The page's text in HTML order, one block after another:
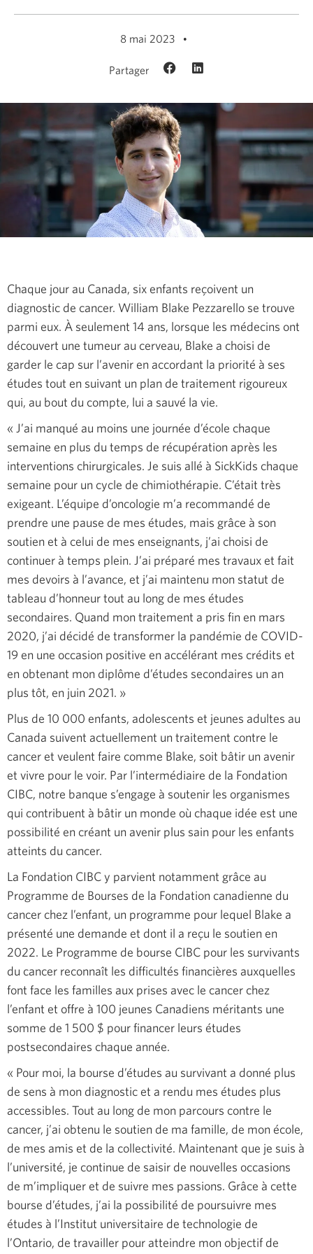
8 mai 2023
Partager
Chaque jour au Canada, six enfants reçoivent un
diagnostic de cancer. William Blake Pezzarello se trouve
parmi eux. À seulement 14 ans, lorsque les médecins ont
découvert une tumeur au cerveau, Blake a choisi de
garder le cap sur l’avenir en accordant la priorité à ses
études tout en suivant un plan de traitement rigoureux
qui, au bout du compte, lui a sauvé la vie.
« J’ai manqué au moins une journée d’école chaque
semaine en plus du temps de récupération après les
interventions chirurgicales. Je suis allé à SickKids chaque
semaine pour un cycle de chimiothérapie. C’était très
exigeant. L’équipe d’oncologie m’a recommandé de
prendre une pause de mes études, mais grâce à son
soutien et à celui de mes enseignants, j’ai choisi de
continuer à temps plein. J’ai préparé mes travaux et fait
mes devoirs à l’avance, et j’ai maintenu mon statut de
tableau d’honneur tout au long de mes études
secondaires. Quand mon traitement a pris fin en mars
2020, j’ai décidé de transformer la pandémie de COVID-
19 en une occasion positive en accélérant mes crédits et
en obtenant mon diplôme d’études secondaires un an
plus tôt, en juin 2021. »
Plus de 10 000 enfants, adolescents et jeunes adultes au
Canada suivent actuellement un traitement contre le
cancer et veulent faire comme Blake, soit bâtir un avenir
et vivre pour le voir. Par l’intermédiaire de la Fondation
CIBC, notre banque s’engage à soutenir les organismes
qui contribuent à bâtir un monde où chaque idée est une
possibilité en créant un avenir plus sain pour les enfants
atteints du cancer.
La Fondation CIBC y parvient notamment grâce au
Programme de Bourses de la Fondation canadienne du
cancer chez l’enfant, un programme pour lequel Blake a
présenté une demande et dont il a reçu le soutien en
2022. Le Programme de bourse CIBC pour les survivants
du cancer reconnaît les difficultés financières auxquelles
font face les familles aux prises avec le cancer chez
l’enfant et offre à 100 jeunes Canadiens méritants une
somme de 1 500 $ pour financer leurs études
postsecondaires chaque année.
« Pour moi, la bourse d’études au survivant a donné plus
de sens à mon diagnostic et a rendu mes études plus
accessibles. Tout au long de mon parcours contre le
cancer, j’ai obtenu le soutien de ma famille, de mon école,
de mes amis et de la collectivité. Maintenant que je suis à
l’université, je continue de saisir de nouvelles occasions
de m’impliquer et de suivre mes passions. Grâce à cette
bourse d’études, j’ai la possibilité de poursuivre mes
études à l’Institut universitaire de technologie de
l’Ontario, de travailler pour atteindre mon objectif de